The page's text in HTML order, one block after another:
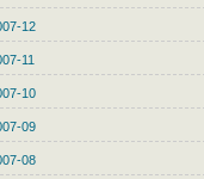
12
11
10
09
08